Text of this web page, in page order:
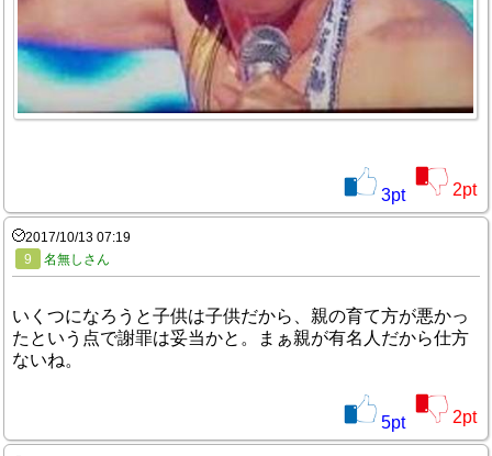
3pt 2pt
2017/10/13 07:19
9
名無しさん
いくつになろうと子供は子供だから、親の育て方が悪かっ
たという点で謝罪は妥当かと。まぁ親が有名人だから仕方
ないね。
5pt 2pt